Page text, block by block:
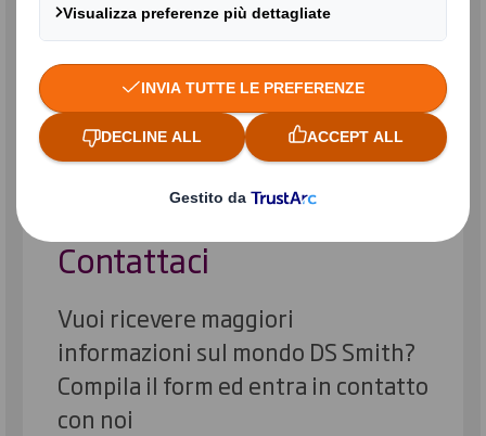
Le nostre azioni sostenibili
MAGGIORI INFORMAZIONI
Contattaci
Vuoi ricevere maggiori
informazioni sul mondo DS Smith?
Compila il form ed entra in contatto
con noi